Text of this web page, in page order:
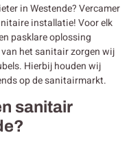
in Westende? Vercamer
installatie! Voor elk
pasklare oplossing
het sanitair zorgen wij
Hierbij houden wij
op de sanitairmarkt.
sanitair